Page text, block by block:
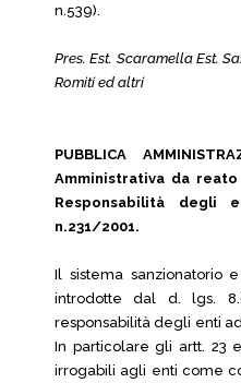
n.539).
Pres. Est. Scaramella Est.
Romiti ed altri
PUBBLICA
Amministrativa da
Responsabilità degli
n.231/2001.
Il sistema sanzionatorio
introdotte dal d. lgs.
responsabilità degli enti
In particolare gli artt. 23
irrogabili agli enti come